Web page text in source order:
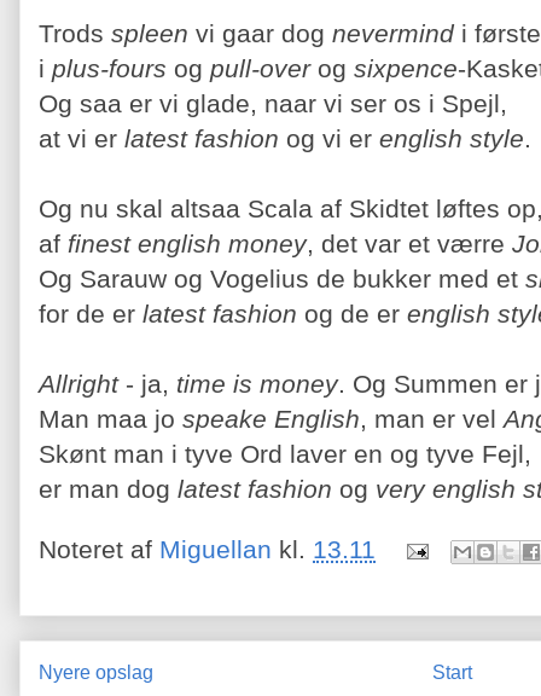
Trods spleen vi gaar dog nevermindi
i plus-fours og pull-over og sixpence-
Og saa er vi glade, naar vi ser os i Spejl,
at vi er latest fashion og vi er english style.
Og nu skal altsaa Scala af Skidtet løftes
af finest english money, det var et værre
Og Sarauw og Vogelius de bukker med et
for de er latest fashion og de er english
Allright- ja, time is money. Og Summen er
Man maa jo speake English, man er vel
Skønt man i tyve Ord laver en og tyve Fejl,
er man dog latest fashion og very english
Noteret af Miguellan kl. 13.11
Nyere opslag Start